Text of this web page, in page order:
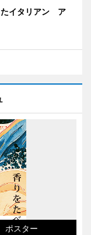
たイタリアン ア
ポスター